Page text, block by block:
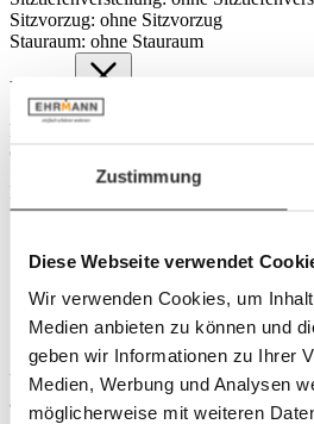
Zustimmung
Diese Webseite verwendet
Wir verwenden Cookies, um
Medien anbieten zu können und
geben wir Informationen zu Ihrer
Medien, Werbung und Analysen
möglicherweise mit weiteren
Sitzvorzug: ohne Sitzvorzug
Stauraum: ohne Stauraum
Versand
Die Lieferung großer Möbelstücke
oder mit unserer eigenen Lieferflotte.
Ihre Vorteile:
Wunschort, sofern räumlich
Mögliche Lieferzeiträume von
Optional zubuchbare Montage
Serviceteam)
Versandkosten: Kostenlos innerhalb
außerhalb unseres Liefergebietes.